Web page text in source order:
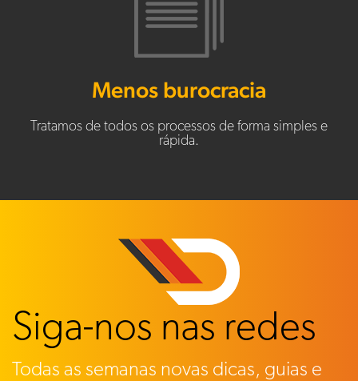
Menos burocracia
Tratamos de todos os processos de forma simples e
rápida.
Siga-nos nas redes
Todas as semanas novas dicas, guias e